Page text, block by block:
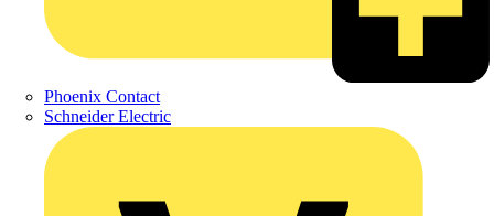
Phoenix Contact
Schneider Electric